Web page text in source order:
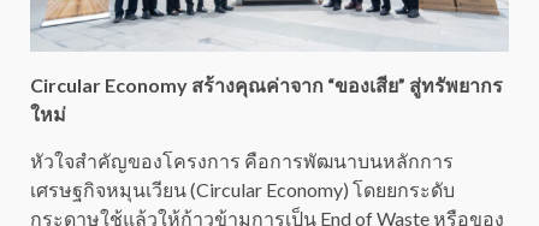
Circular Economy สร้างคุณค่าจาก “ของเสีย” สู่ทรัพยากร
ใหม่
หัวใจสำคัญของโครงการ คือการพัฒนาบนหลักการ
เศรษฐกิจหมุนเวียน (Circular Economy) โดยยกระดับ
กระดาษใช้แล้วให้ก้าวข้ามการเป็น End of Waste หรือของ